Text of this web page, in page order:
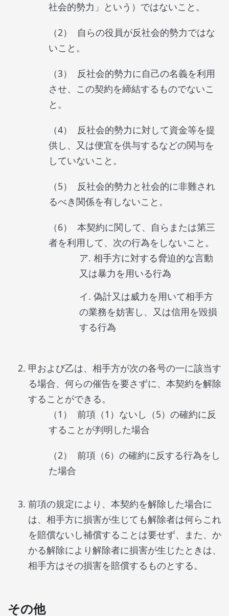
社会的勢力」という）ではないこと。
自らの役員が反社会的勢力ではな
いこと。
反社会的勢力に自己の名義を利用
させ、この契約を締結するものでないこ
と。
反社会的勢力に対して資金等を提
供し、又は便宜を供与するなどの関与を
していないこと。
反社会的勢力と社会的に非難され
るべき関係を有しないこと。
本契約に関して、自らまたは第三
者を利用して、次の行為をしないこと。
相手方に対する脅迫的な言動
又は暴力を用いる行為
偽計又は威力を用いて相手方
の業務を妨害し、又は信用を毀損
する行為
甲および乙は、相手方が次の各号の一に該当す
る場合、何らの催告を要さずに、本契約を解除
することができる。
前項（1）ないし（5）の確約に反
することが判明した場合
前項（6）の確約に反する行為をし
た場合
前項の規定により、本契約を解除した場合に
は、相手方に損害が生じても解除者は何らこれ
を賠償ないし補償することは要せず、また、か
かる解除により解除者に損害が生じたときは、
相手方はその損害を賠償するものとする。
その他